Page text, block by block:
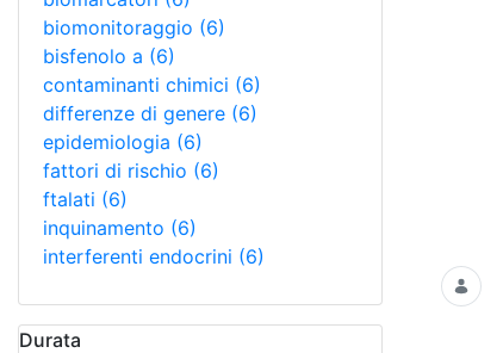
biomonitoraggio (6)
bisfenolo a (6)
contaminanti chimici (6)
differenze di genere (6)
epidemiologia (6)
fattori di rischio (6)
ftalati (6)
inquinamento (6)
interferenti endocrini (6)
Durata